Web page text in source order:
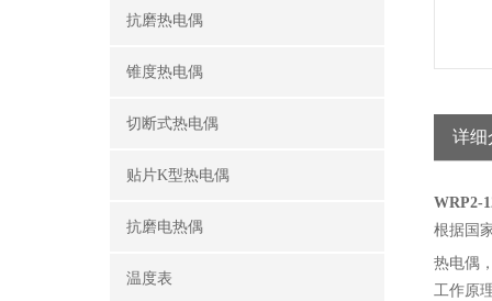
抗磨热电偶
锥度热电偶
切断式热电偶
贴片K型热电偶
抗磨电热偶
温度表
详细
WRP2-
根据国
热电偶
工作原